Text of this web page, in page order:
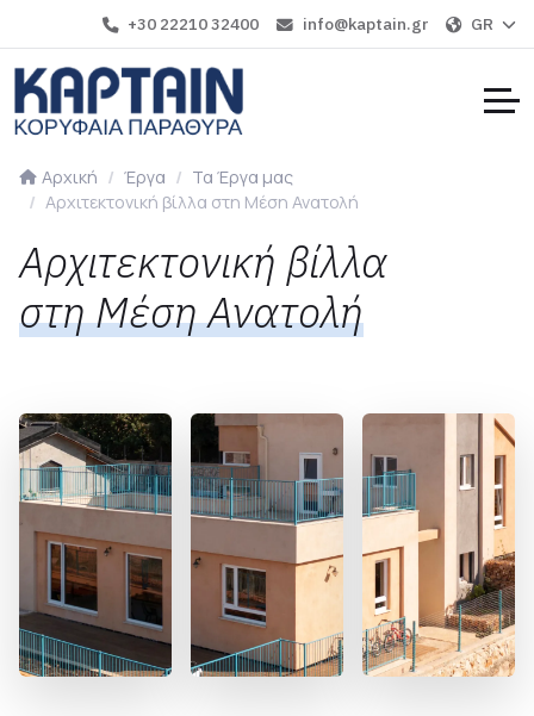
+30 22210 32400 info@kaptain.gr GR
Αρχική Έργα
Τα Έργα μας
Αρχιτεκτονική βίλλα στη Μέση Ανατολή
Αρχιτεκτονική βίλλα
στη Μέση Ανατολή